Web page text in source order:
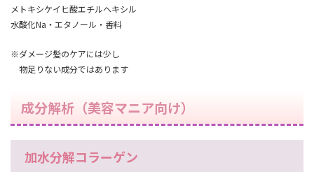
メトキシケイヒ酸エチルヘキシル
水酸化Na・エタノール・香料
※ダメージ髪のケアには少し
物足りない成分ではあります
成分解析（美容マニア向け）
加水分解コラーゲン